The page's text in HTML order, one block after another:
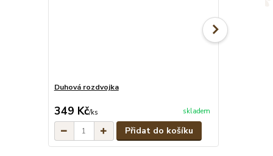
Duhová rozdvojka
349 Kč/ks skladem
Přidat do košíku